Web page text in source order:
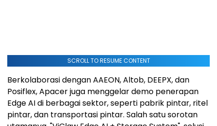
SCROLL TO RESUME CONTENT
Berkolaborasi dengan AAEON, Altob, DEEPX, dan
Posiflex, Apacer juga menggelar demo penerapan
Edge AI di berbagai sektor, seperti pabrik pintar, ritel
pintar, dan transportasi pintar. Salah satu sorotan